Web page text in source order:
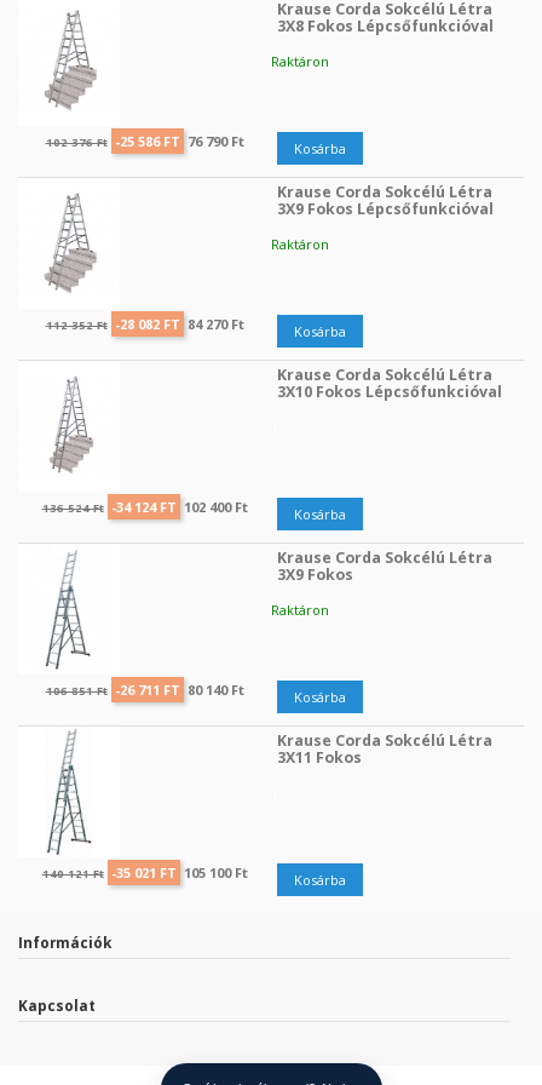
Krause Corda Sokcélú Létra
3X8 Fokos Lépcsőfunkcióval
Raktáron
Regular price
102 376 Ft -25 586 FT Ár
76 790 Ft Kosárba
Krause Corda Sokcélú Létra
3X9 Fokos Lépcsőfunkcióval
Raktáron
Regular price
112 352 Ft -28 082 FT Ár
84 270 Ft Kosárba
Krause Corda Sokcélú Létra
3X10 Fokos Lépcsőfunkcióval
Regular price
136 524 Ft -34 124 FT Ár
102 400 Ft Kosárba
Krause Corda Sokcélú Létra
3X9 Fokos
Raktáron
Regular price
106 851 Ft -26 711 FT Ár
80 140 Ft Kosárba
Krause Corda Sokcélú Létra
3X11 Fokos
Regular price
140 121 Ft -35 021 FT Ár
105 100 Ft Kosárba
Információk
Kapcsolat